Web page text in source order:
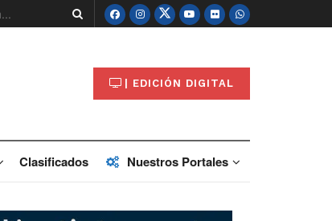
| EDICIÓN DIGITAL
Clasificados Nuestros Portales